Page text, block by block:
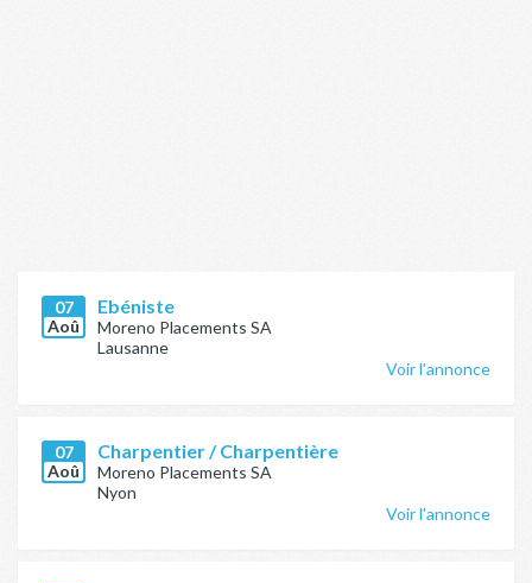
07
Aoû
Ebéniste
Moreno Placements SA
Lausanne
Voir l'annonce
07
Aoû
Charpentier / Charpentière
Moreno Placements SA
Nyon
Voir l'annonce